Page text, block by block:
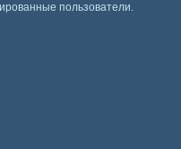
пользователи.